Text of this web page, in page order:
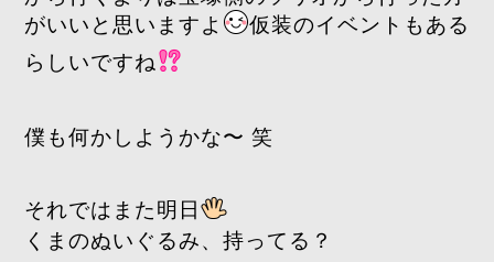
がいいと思いますよ
仮装のイベントもある
らしいですね
僕も何かしようかな〜 笑
それではまた明日
くまのぬいぐるみ、持ってる？